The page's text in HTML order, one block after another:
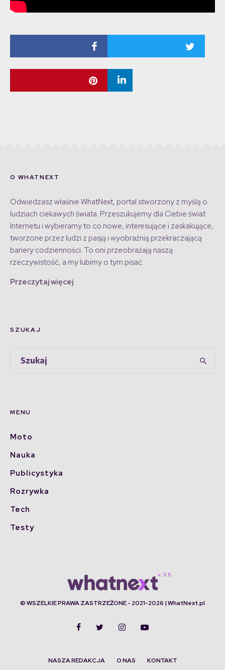
O WHATNEXT
Odwiedzasz właśnie WhatNext, portal stworzony z myślą o
ludziach ciekawych świata. Przeszukujemy dla Ciebie świat
Internetu i wybieramy to co nowe, interesujące i zaskakujące,
tworzone przez ludzi z pasją i wyobraźnią przekraczającą
bariery codzienności. To oni przeobrażają naszą
rzeczywistość, a my lubimy o tym pisać.
Przeczytaj więcej
SZUKAJ
MENU
Moto
Nauka
Publicystyka
Rozrywka
Tech
Testy
© WSZELKIE PRAWA ZASTRZEŻONE - 2021-2026 | WhatNext.pl
NASZA REDAKCJA O NAS KONTAKT